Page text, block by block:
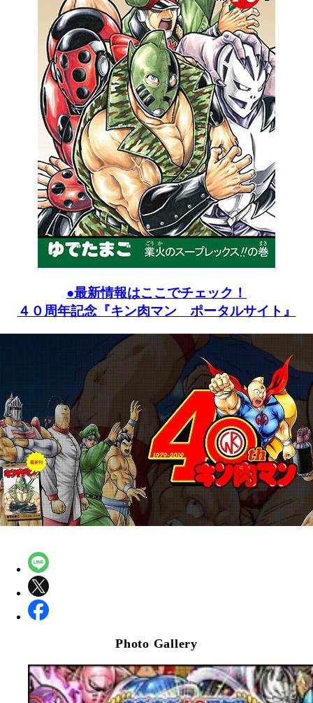
●最新情報はここでチェック！
４０周年記念『キン肉マン ポータルサイト』
Photo Gallery